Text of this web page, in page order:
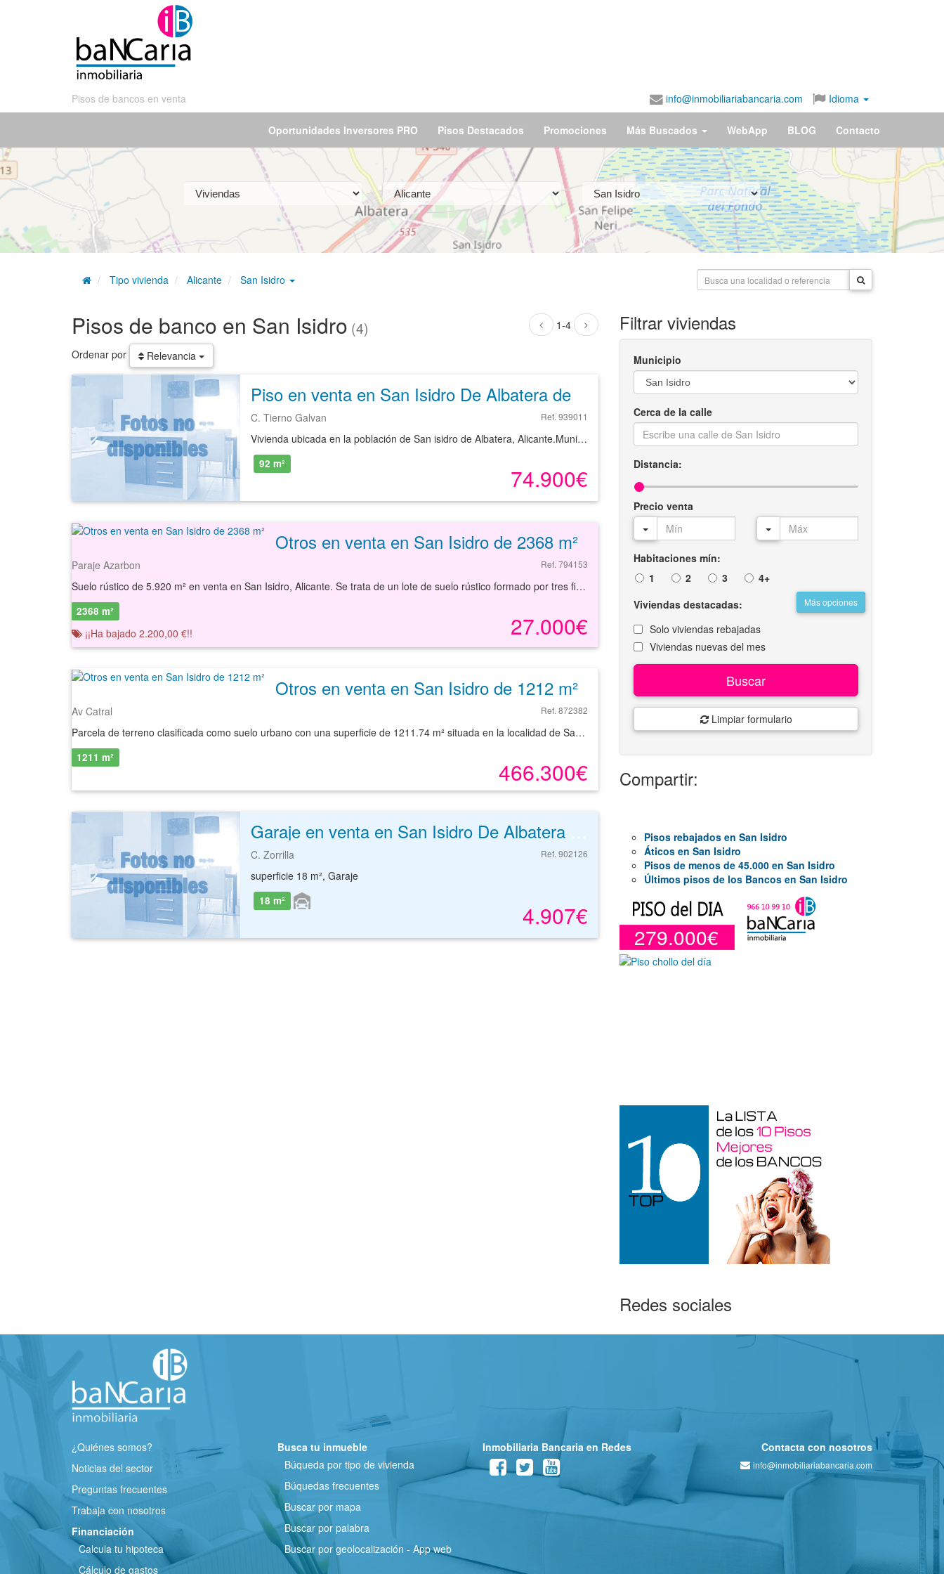
Pisos de bancos en venta info@inmobiliariabancaria.com Idioma
Oportunidades Inversores PRO Pisos Destacados Promociones Más Buscados WebApp BLOG Contacto
Tipo vivienda Alicante San Isidro
1-4
Pisos de banco en San Isidro (4)
Ordenar por Relevancia
C. Tierno Galvan Ref. 939011
Vivienda ubicada en la población de San isidro de Albatera, Alicante.Municipio que dispone de todos los servicios básicos a su alcance, con oferta comercial y educativa, variedad de servicios de restauración y zonas verdes valoradas en las que poder realizar actividades al aire libre.Vivienda para quienes quieran vivir en una zona tranquila y muy bien comunicada como para aquellos que busquen invertir para arrendamiento con una muy buena rentabilidad.Todo ello, además, con excelentes comunicaciones por transporte público y carreteras.Consulte la disponibilidad de los inmuebles y solicite información sin compromiso.
74.900€
92 m²
Otros en venta en San Isidro de 2368 m²
Paraje Azarbon Ref. 794153
Suelo rústico de 5.920 m² en venta en San Isidro, Alicante. Se trata de un lote de suelo rústico formado por tres fincas registrales que suman un total de 5.920 m². Forman parte, pero no el total, de la finca mostrada en las imágenes. El suelo se sitúa a pocos minutos de la de la población, teniendo buenos accesos por carretera. En la población podemos encontrar servicios como supermercados, restaurantes, instalaciones deportivas, centros educativos, oficinas bancarias, otros negocios comerciales, etc. Es, por tanto, una opción interesante para invertir dada las posibilidades que ofrece. Podrá conocer las posibilidades reales de este suelo y valorar sus posibilidades de inversión. Empiece ahora mismo pidiendo más información. Un responsable cercano a usted le atenderá personalmente.
27.000€
2368 m²
¡¡Ha bajado 2.200,00 €!!
Otros en venta en San Isidro de 1212 m²
Av Catral Ref. 872382
Parcela de terreno clasificada como suelo urbano con una superficie de 1211.74 m² situada en la localidad de San Isidro, provincia de Alicante. Se trata de una parcela de geometría poligonal con topografía llana y vegetación erial en su interior. Tiene una superficie de 1211.74 m², de uso residencial y una edificabilidad de 3581.22 m²t. Buenas comunicaciones, a pocos metros de la estación del tren y del acceso viario CV-909. La zona está dotada de equipamiento variado, supermercado, restaurantes, colegio, parque, etc. Con nuestros servicios podrá conocer las posibilidades reales de este suelo y valorar sus posibilidades de inversión. Empiece ahora mismo pidiendo más información. Un responsable cercano a usted le atenderá personalmente.
466.300€
1211 m²
C. Zorrilla Ref. 902126
superficie 18 m², Garaje
4.907€
18 m²
Filtrar viviendas
Municipio
Cerca de la calle
Distancia:
Precio venta
Habitaciones mín:
1
2 3 4+
Más opciones
Viviendas destacadas:
Solo viviendas rebajadas
Viviendas nuevas del mes
Buscar
Limpiar formulario
Compartir:
Pisos rebajados en San Isidro
Áticos en San Isidro
Pisos de menos de 45.000 en San Isidro
Últimos pisos de los Bancos en San Isidro
279.000€
Redes sociales
¿Quiénes somos?
Noticias del sector
Preguntas frecuentes
Trabaja con nosotros
Financiación
Calcula tu hipoteca
Cálculo de gastos
Busca tu inmueble
Búqueda por tipo de vivienda
Búquedas frecuentes
Buscar por mapa
Buscar por palabra
Buscar por geolocalización - App web
Inmobiliaria Bancaria en Redes Contacta con nosotros
info@inmobiliariabancaria.com